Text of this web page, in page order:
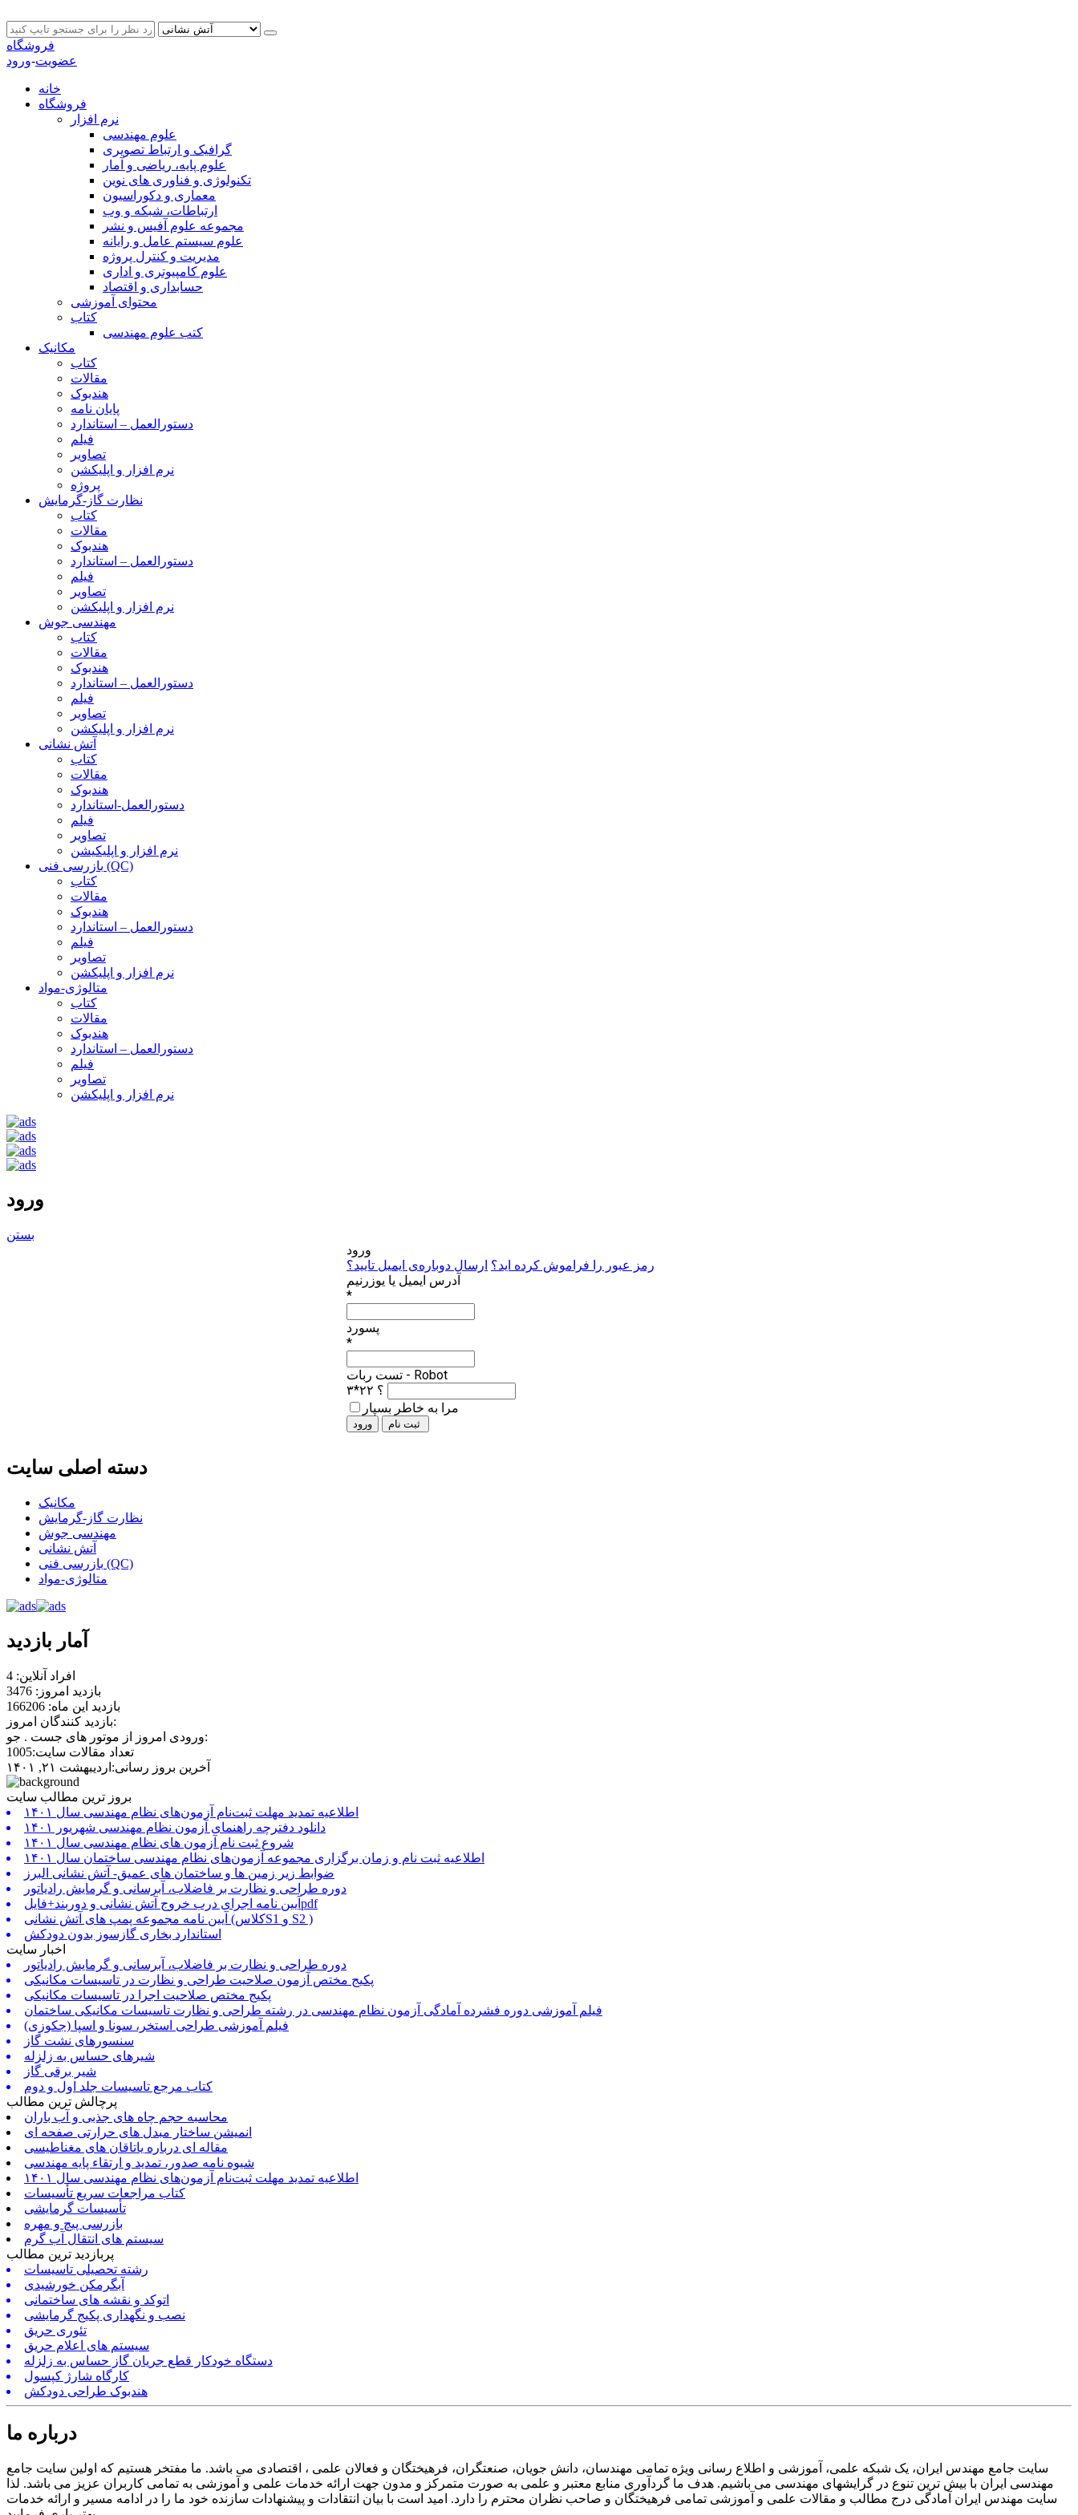
فروشگاه
عضویت-ورود
خانه
فروشگاه
نرم افزار
علوم مهندسی
گرافیک و ارتباط تصویری
علوم پایه، ریاضی و آمار
تکنولوژی و فناوری های نوین
معماری و دکوراسیون
ارتباطات، شبکه و وب
مجموعه علوم آفیس و نشر
علوم سیستم عامل و رایانه
مدیریت و کنترل پروژه
علوم کامپیوتری و اداری
حسابداری و اقتصاد
محتوای آموزشی
کتاب
کتب علوم مهندسی
مکانیک
کتاب
مقالات
هندبوک
پایان نامه
دستورالعمل – استاندارد
فیلم
تصاویر
نرم افزار و اپلیکشن
پروژه
نظارت گاز-گرمایش
کتاب
مقالات
هندبوک
دستورالعمل – استاندارد
فیلم
تصاویر
نرم افزار و اپلیکشن
مهندسی جوش
کتاب
مقالات
هندبوک
دستورالعمل – استاندارد
فیلم
تصاویر
نرم افزار و اپلیکشن
آتش نشانی
کتاب
مقالات
هندبوک
دستورالعمل-استاندارد
فیلم
تصاویر
نرم افزار و اپلیکیشن
بازرسی فنی (QC)
کتاب
مقالات
هندبوک
دستورالعمل – استاندارد
فیلم
تصاویر
نرم افزار و اپلیکشن
متالوژی-مواد
کتاب
مقالات
هندبوک
دستورالعمل – استاندارد
فیلم
تصاویر
نرم افزار و اپلیکشن
ورود
بستن
ورود
رمز عبور را فراموش کرده اید؟ ارسال دوباره‌ی ایمیل تایید؟
آدرس ایمیل یا یوزرنیم
*
پسورد
*
تست ربات - Robot
مرا به خاطر بسپار
دسته اصلی سایت
مکانیک
نظارت گاز-گرمایش
مهندسی جوش
آتش نشانی
بازرسی فنی (QC)
متالوژی-مواد
آمار بازدید
افراد آنلاین: 4
بازدید امروز: 3476
بازدید این ماه: 166206
بازدید کنندگان امروز:
ورودی امروز از موتور های جست . جو:
تعداد مقالات سایت:1005
آخرین بروز رسانی:اردیبهشت ۲۱, ۱۴۰۱
بروز ترین مطالب سایت
اطلاعیه تمدید مهلت ثبت‌نام آزمون‌های نظام مهندسی سال ۱۴۰۱
دانلود دفترچه راهنمای آزمون نظام مهندسی شهریور ۱۴۰۱
شروع ثبت نام آزمون های نظام مهندسی سال ۱۴۰۱
اطلاعیه ثبت نام و زمان برگزاری مجموعه آزمون‌های نظام مهندسی ساختمان سال ۱۴۰۱
ضوابط زیر زمین ها و ساختمان های عمیق- آتش نشانی البرز
دوره طراحی و نظارت بر فاضلاب، آبرسانی و گرمایش رادیاتور
آیین نامه اجرای درب خروج آتش نشانی و دوربند+فایلpdf
آیین نامه مجموعه پمپ های آتش نشانی (کلاسS1 و S2 )
استاندارد بخاری گازسوز بدون دودکش
اخبار سایت
دوره طراحی و نظارت بر فاضلاب، آبرسانی و گرمایش رادیاتور
پکیج مختص آزمون صلاحیت طراحی و نظارت در تاسیسات مکانیکی
پکیج مختص صلاحیت اجرا در تاسیسات مکانیکی
فیلم آموزشی دوره فشرده آمادگی آزمون نظام مهندسی در رشته طراحی و نظارت تاسیسات مکانیکی ساختمان
فیلم آموزشی طراحی استخر، سونا و اسپا (جکوزی)
سنسورهای نشت گاز
شیرهای حساس به زلزله
شیر برقی گاز
کتاب مرجع تاسیسات جلد اول و دوم
پرچالش ترین مطالب
محاسبه حجم چاه های جذبی و آب باران
انمیشن ساختار مبدل های حرارتی صفحه ای
مقاله ای درباره یاتاقان های مغناطیسی
شیوه نامه صدور، تمدید و ارتقاء پایه مهندسی
اطلاعیه تمدید مهلت ثبت‌نام آزمون‌های نظام مهندسی سال ۱۴۰۱
کتاب مراجعات سریع تأسیسات
تأسیسات گرمایشی
بازرسی پیچ و مهره
سیستم های انتقال آب گرم
پربازدید ترین مطالب
رشته تحصیلی تاسیسات
آبگرمکن خورشیدی
اتوکد و نقشه های ساختمانی
نصب و نگهداری پکیج گرمایشی
تئوری حریق
سیستم های اعلام حریق
دستگاه خودکار قطع جریان گاز حساس به زلزله
کارگاه شارژ کپسول
هندبوک طراحی دودکش
درباره ما
سایت جامع مهندس ایران، یک شبکه علمی، آموزشی و اطلاع رسانی ویژه تمامی مهندسان، دانش جویان، صنعتگران، فرهیختگان و فعالان علمی ، اقتصادی می باشد. ما مفتخر هستیم که اولین سایت جامع
مهندسی ایران با بیش ترین تنوع در گرایشهای مهندسی می باشیم. هدف ما گردآوری منابع معتبر و علمی به صورت متمرکز و مدون جهت ارائه خدمات علمی و آموزشی به تمامی کاربران عزیز می باشد. لذا
سایت مهندس ایران آمادگی درج مطالب و مقالات علمی و آموزشی تمامی فرهیختگان و صاحب نظران محترم را دارد. امید است با بیان انتقادات و پیشنهادات سازنده خود ما را در ادامه مسیر و ارائه خدمات